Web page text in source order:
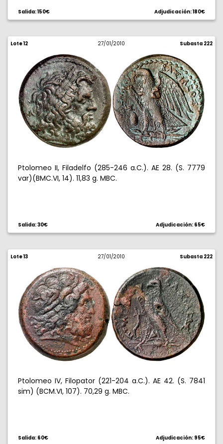
Salida: 150€ Adjudicación: 180€
Lote 12 27/01/2010 Subasta 222
Ptolomeo II, Filadelfo (285-246 a.C.). AE 28. (S. 7779
var)(BMC.VI, 14). 11,83 g. MBC.
Salida: 30€ Adjudicación: 65€
Lote 13 27/01/2010 Subasta 222
Ptolomeo IV, Filopator (221-204 a.C.). AE 42. (S. 7841
sim) (BCM.VI, 107). 70,29 g. MBC.
Salida: 60€ Adjudicación: 95€